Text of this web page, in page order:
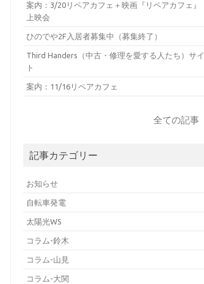
案内：3/20リペアカフェ＋映画『リペアカフェ』
上映会
ひのでや2F入居者募集中（募集終了）
Third Handers（中古・修理を愛する人たち）サイ
ト
案内：11/16リペアカフェ
全ての記事
記事カテゴリー
お知らせ
自転車発電
太陽光WS
コラム-鈴木
コラム-山見
コラム-大関